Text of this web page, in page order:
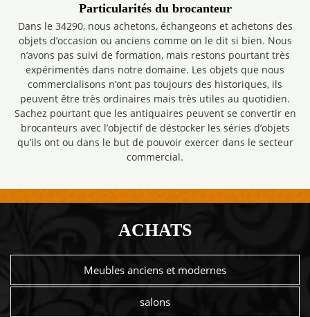
Particularités du brocanteur
Dans le 34290, nous achetons, échangeons et achetons des
objets d’occasion ou anciens comme on le dit si bien. Nous
n’avons pas suivi de formation, mais restons pourtant très
expérimentés dans notre domaine. Les objets que nous
commercialisons n’ont pas toujours des historiques, ils
peuvent être très ordinaires mais très utiles au quotidien.
Sachez pourtant que les antiquaires peuvent se convertir en
brocanteurs avec l’objectif de déstocker les séries d’objets
qu’ils ont ou dans le but de pouvoir exercer dans le secteur
commercial.
ACHATS
Meubles anciens et modernes
salons